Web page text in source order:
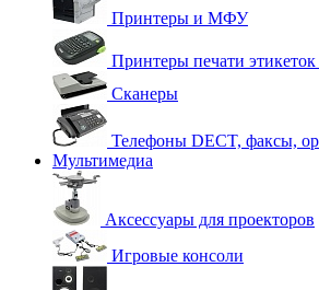
Принтеры и МФУ
Принтеры печати
Сканеры
Телефоны DECT, факсы,
Мультимедиа
Аксессуары для проекторов
Игровые консоли